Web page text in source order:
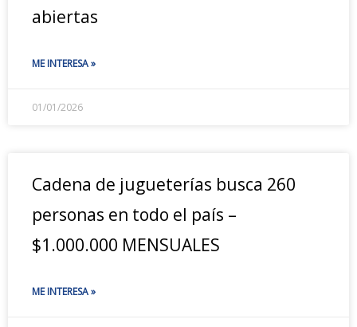
abiertas
ME INTERESA »
01/01/2026
Cadena de jugueterías busca 260
personas en todo el país –
$1.000.000 MENSUALES
ME INTERESA »